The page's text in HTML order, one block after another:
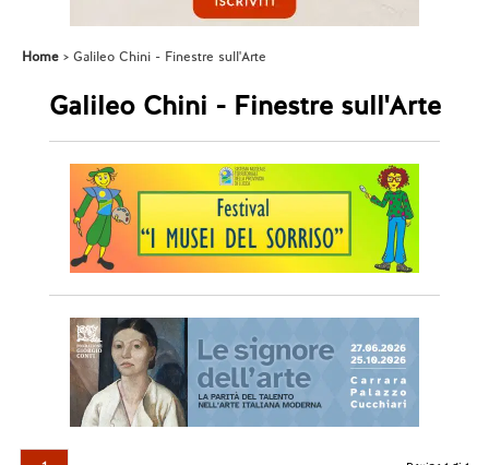
Home Galileo Chini - Finestre sull'Arte
Galileo Chini - Finestre sull'Arte